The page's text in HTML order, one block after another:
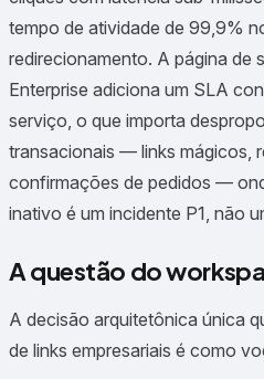
tempo de atividade de 99,9%
redirecionamento. A página de
Enterprise adiciona um SLA
serviço, o que importa
transacionais — links mágicos,
confirmações de pedidos —
inativo é um incidente P1, não
A questão do
A decisão arquitetônica única
de links empresariais é como